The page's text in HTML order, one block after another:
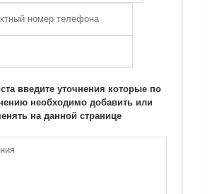
введите уточнения которые по
необходимо добавить или
на данной странице